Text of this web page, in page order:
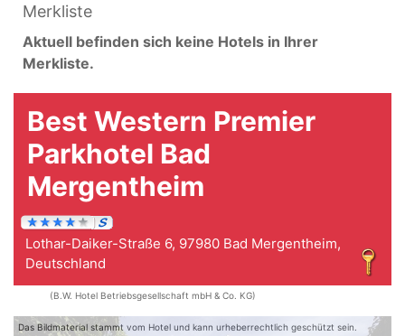
Merkliste
Aktuell befinden sich keine Hotels in Ihrer
Merkliste.
Best Western Premier
Parkhotel Bad
Mergentheim
Lothar-Daiker-Straße 6, 97980 Bad Mergentheim,
Deutschland
(B.W. Hotel Betriebsgesellschaft mbH & Co. KG)
Das Bildmaterial stammt vom Hotel und kann urheberrechtlich geschützt sein.